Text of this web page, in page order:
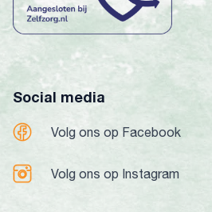
Social media
Volg ons op Facebook
Volg ons op Instagram